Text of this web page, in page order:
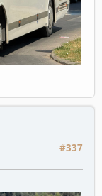
#337